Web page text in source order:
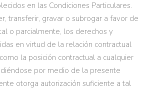
en las Condiciones Particulares.
transferir, gravar o subrogar a favor de
o parcialmente, los derechos y
en virtud de la relación contractual
la posición contractual a cualquier
por medio de la presente
otorga autorización suficiente a tal